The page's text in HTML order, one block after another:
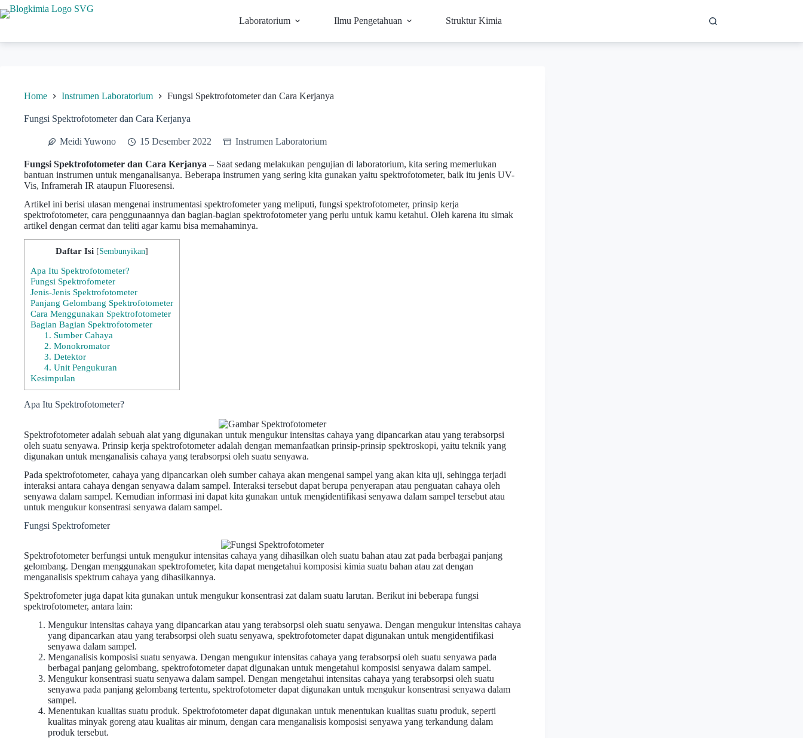
Skip
to
Laboratorium Ilmu Pengetahuan Struktur Kimia
Home Instrumen Laboratorium Fungsi Spektrofotometer dan Cara Kerjanya
Fungsi Spektrofotometer dan Cara Kerjanya
Meidi Yuwono 15 Desember 2022 Instrumen Laboratorium
Fungsi Spektrofotometer dan Cara Kerjanya – Saat sedang melakukan pengujian di laboratorium, kita sering memerlukan
bantuan instrumen untuk menganalisanya. Beberapa instrumen yang sering kita gunakan yaitu spektrofotometer, baik itu jenis UV-
Vis, Inframerah IR ataupun Fluoresensi.
Artikel ini berisi ulasan mengenai instrumentasi spektrofometer yang meliputi, fungsi spektrofotometer, prinsip kerja
spektrofotometer, cara penggunaannya dan bagian-bagian spektrofotometer yang perlu untuk kamu ketahui. Oleh karena itu simak
artikel dengan cermat dan teliti agar kamu bisa memahaminya.
Daftar Isi [Sembunyikan]
Apa Itu Spektrofotometer?
Fungsi Spektrofometer
Jenis-Jenis Spektrofotometer
Panjang Gelombang Spektrofotometer
Cara Menggunakan Spektrofotometer
Bagian Bagian Spektrofotometer
1. Sumber Cahaya
2. Monokromator
3. Detektor
4. Unit Pengukuran
Kesimpulan
Apa Itu Spektrofotometer?
Spektrofotometer adalah sebuah alat yang digunakan untuk mengukur intensitas cahaya yang dipancarkan atau yang terabsorpsi
oleh suatu senyawa. Prinsip kerja spektrofotometer adalah dengan memanfaatkan prinsip-prinsip spektroskopi, yaitu teknik yang
digunakan untuk menganalisis cahaya yang terabsorpsi oleh suatu senyawa.
Pada spektrofotometer, cahaya yang dipancarkan oleh sumber cahaya akan mengenai sampel yang akan kita uji, sehingga terjadi
interaksi antara cahaya dengan senyawa dalam sampel. Interaksi tersebut dapat berupa penyerapan atau penguatan cahaya oleh
senyawa dalam sampel. Kemudian informasi ini dapat kita gunakan untuk mengidentifikasi senyawa dalam sampel tersebut atau
untuk mengukur konsentrasi senyawa dalam sampel.
Fungsi Spektrofometer
Spektrofotometer berfungsi untuk mengukur intensitas cahaya yang dihasilkan oleh suatu bahan atau zat pada berbagai panjang
gelombang. Dengan menggunakan spektrofometer, kita dapat mengetahui komposisi kimia suatu bahan atau zat dengan
menganalisis spektrum cahaya yang dihasilkannya.
Spektrofometer juga dapat kita gunakan untuk mengukur konsentrasi zat dalam suatu larutan. Berikut ini beberapa fungsi
spektrofotometer, antara lain:
Mengukur intensitas cahaya yang dipancarkan atau yang terabsorpsi oleh suatu senyawa. Dengan mengukur intensitas cahaya
yang dipancarkan atau yang terabsorpsi oleh suatu senyawa, spektrofotometer dapat digunakan untuk mengidentifikasi
senyawa dalam sampel.
Menganalisis komposisi suatu senyawa. Dengan mengukur intensitas cahaya yang terabsorpsi oleh suatu senyawa pada
berbagai panjang gelombang, spektrofotometer dapat digunakan untuk mengetahui komposisi senyawa dalam sampel.
Mengukur konsentrasi suatu senyawa dalam sampel. Dengan mengetahui intensitas cahaya yang terabsorpsi oleh suatu
senyawa pada panjang gelombang tertentu, spektrofotometer dapat digunakan untuk mengukur konsentrasi senyawa dalam
sampel.
Menentukan kualitas suatu produk. Spektrofotometer dapat digunakan untuk menentukan kualitas suatu produk, seperti
kualitas minyak goreng atau kualitas air minum, dengan cara menganalisis komposisi senyawa yang terkandung dalam
produk tersebut.